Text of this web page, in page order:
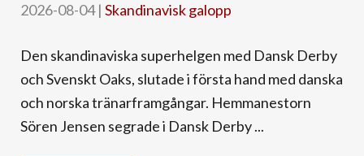
2026-08-04| Skandinavisk galopp
Den skandinaviska superhelgen med Dansk Derby
och Svenskt Oaks, slutade i första hand med danska
och norska tränarframgångar. Hemmanestorn
Sören Jensen segrade i Dansk Derby ...